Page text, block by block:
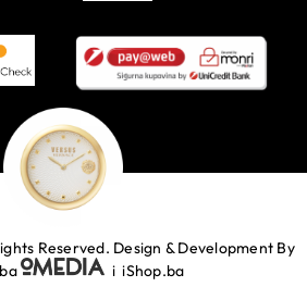
Reserved. Design & Development By
iiShop.ba